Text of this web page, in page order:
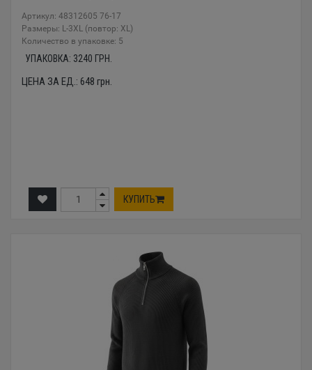
Артикул: 48312605 76-17
Размеры: L-3XL (повтор: XL)
Количество в упаковке: 5
УПАКОВКА: 3240 ГРН.
ЦЕНА ЗА ЕД.: 648 грн.
КУПИТЬ